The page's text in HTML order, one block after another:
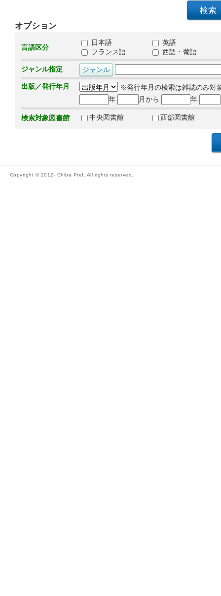
オプション
言語区分
日本語
英語
フランス語
西語・葡語
ジャンル指定
出版／発行年月
※発行年月の検索は雑誌のみ対
年
月から 年
検索対象図書館 中央図書館 西部図書館
Copyright © 2012- Chiba Pref. All rights reserved.